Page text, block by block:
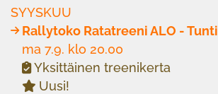
SYYSKUU
Rallytoko Ratatreeni ALO - Tunti
ma 7.9. klo 20.00
Yksittäinen treenikerta
Uusi!